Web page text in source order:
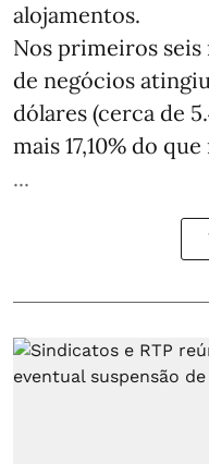
alojamentos.
Nos primeiros seis
de negócios
dólares (cerca de
mais 17,10% do
...